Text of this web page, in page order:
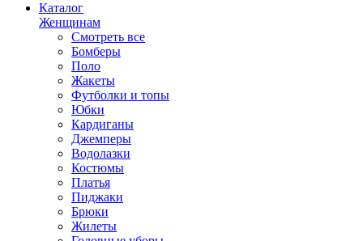
Каталог
Женщинам
Смотреть все
Бомберы
Поло
Жакеты
Футболки и топы
Юбки
Кардиганы
Джемперы
Водолазки
Костюмы
Платья
Пиджаки
Брюки
Жилеты